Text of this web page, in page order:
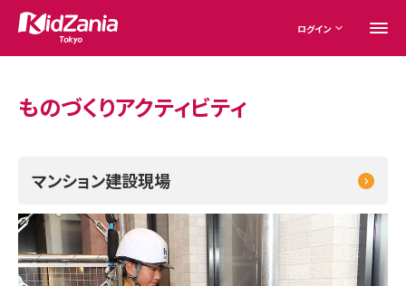
ログイン
ものづくりアクティビティ
マンション建設現場